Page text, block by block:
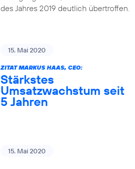
des Jahres 2019 deutlich übertroffen.
15. Mai 2020
ZITAT MARKUS HAAS, CEO:
Stärkstes
Umsatzwachstum seit
5 Jahren
15. Mai 2020